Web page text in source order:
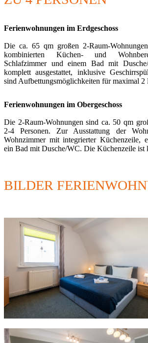
Ferienwohnungen im Erdgeschoss
Die ca. 65 qm großen 2-Raum-
kombinierten Küchen- und
Schlafzimmer und einem Bad mit
komplett ausgestattet, inklusive
sind Aufbettungsmöglichkeiten für maximal 2
Ferienwohnungen im Obergeschoss
Die 2-Raum-Wohnungen sind ca. 50 qm
2-4 Personen. Zur Ausstattung der
Wohnzimmer mit integrierter Küchenzeile,
ein Bad mit Dusche/WC. Die Küchenzeile ist
BILDER